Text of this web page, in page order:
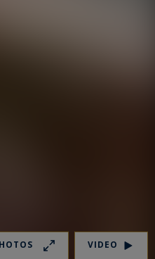
VIDEO